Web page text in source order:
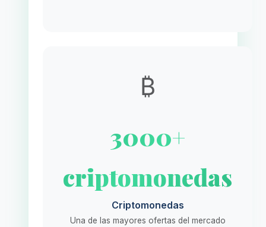
₿
3000+
criptomonedas
Criptomonedas
Una de las mayores ofertas del mercado